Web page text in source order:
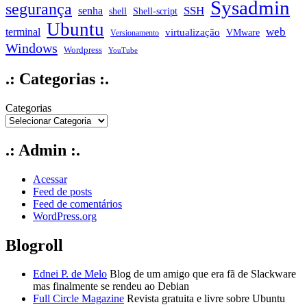
segurança senha shell Shell-script SSH Sysadmin
terminal Ubuntu Versionamento virtualização VMware web
Windows Wordpress YouTube
.: Categorias :.
Categorias
.: Admin :.
Acessar
Feed de posts
Feed de comentários
WordPress.org
Blogroll
Ednei P. de Melo Blog de um amigo que era fã de Slackware
mas finalmente se rendeu ao Debian
Full Circle Magazine Revista gratuita e livre sobre Ubuntu